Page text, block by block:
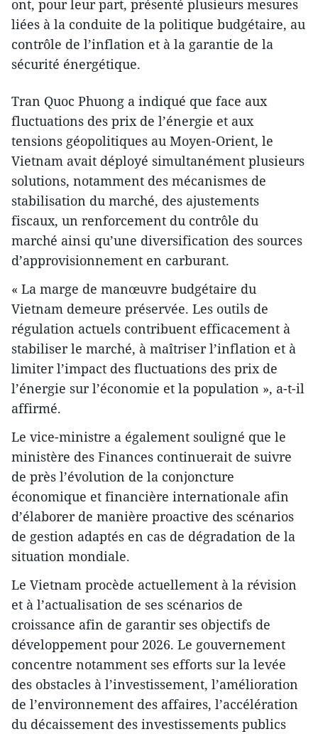
ont, pour leur part, présenté plusieurs mesures
liées à la conduite de la politique budgétaire, au
contrôle de l’inflation et à la garantie de la
sécurité énergétique.
Tran Quoc Phuong a indiqué que face aux
fluctuations des prix de l’énergie et aux
tensions géopolitiques au Moyen-Orient, le
Vietnam avait déployé simultanément plusieurs
solutions, notamment des mécanismes de
stabilisation du marché, des ajustements
fiscaux, un renforcement du contrôle du
marché ainsi qu’une diversification des sources
d’approvisionnement en carburant.
« La marge de manœuvre budgétaire du
Vietnam demeure préservée. Les outils de
régulation actuels contribuent efficacement à
stabiliser le marché, à maîtriser l’inflation et à
limiter l’impact des fluctuations des prix de
l’énergie sur l’économie et la population », a-t-il
affirmé.
Le vice-ministre a également souligné que le
ministère des Finances continuerait de suivre
de près l’évolution de la conjoncture
économique et financière internationale afin
d’élaborer de manière proactive des scénarios
de gestion adaptés en cas de dégradation de la
situation mondiale.
Le Vietnam procède actuellement à la révision
et à l’actualisation de ses scénarios de
croissance afin de garantir ses objectifs de
développement pour 2026. Le gouvernement
concentre notamment ses efforts sur la levée
des obstacles à l’investissement, l’amélioration
de l’environnement des affaires, l’accélération
du décaissement des investissements publics